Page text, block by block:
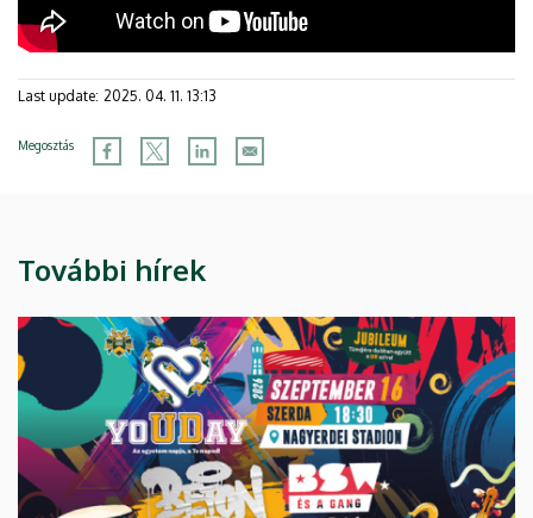
Last update: 2025. 04. 11. 13:13
Megosztás
További hírek